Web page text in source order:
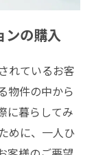
ンの購入
れているお客
物件の中から
に暮らしてみ
めに、一人ひ